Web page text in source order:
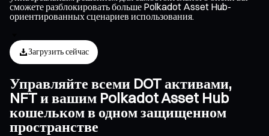
сможете разблокировать больше Polkadot Asset Hub-
ориентированных сценариев использования.
Загрузить сейчас
Управляйте всеми DOT активами,
NFT и вашим Polkadot Asset Hub
кошельком в одном защищенном
пространстве